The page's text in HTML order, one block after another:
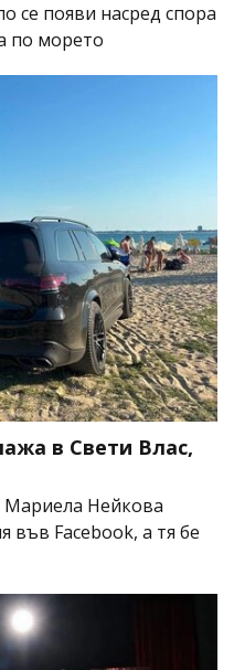
се появи насред спора
по морето
в Свети Влас,
Мариела Нейкова
във Facebook, а тя бе